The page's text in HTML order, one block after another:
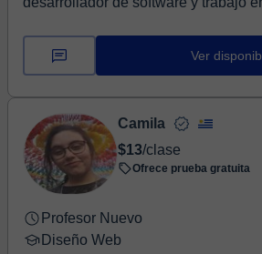
Ver
Camila
$13/clase
Ofrece prueba gratuita
Profesor Nuevo
Diseño Web